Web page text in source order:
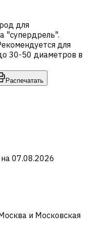
для
"супердрель".
для
30-50 диаметров в
Распечатать
07.08.2026
и Московская